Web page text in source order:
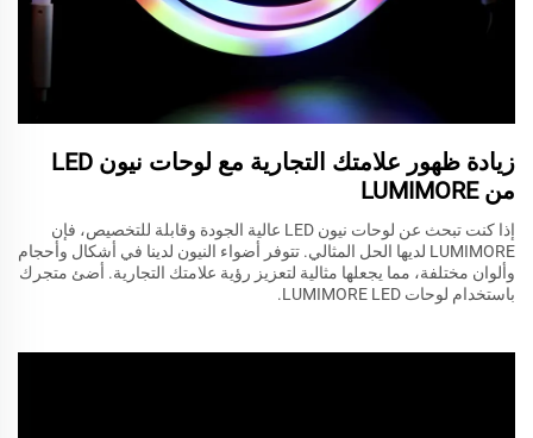
زيادة ظهور علامتك التجارية مع لوحات نيون LED
من LUMIMORE
إذا كنت تبحث عن لوحات نيون LED عالية الجودة وقابلة للتخصيص، فإن
LUMIMORE لديها الحل المثالي. تتوفر أضواء النيون لدينا في أشكال وأحجام
وألوان مختلفة، مما يجعلها مثالية لتعزيز رؤية علامتك التجارية. أضئ متجرك
باستخدام لوحات LUMIMORE LED.